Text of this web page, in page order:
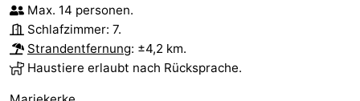
Max. 14 personen.
Schlafzimmer: 7.
Strandentfernung: ±4,2 km.
Haustiere erlaubt nach Rücksprache.